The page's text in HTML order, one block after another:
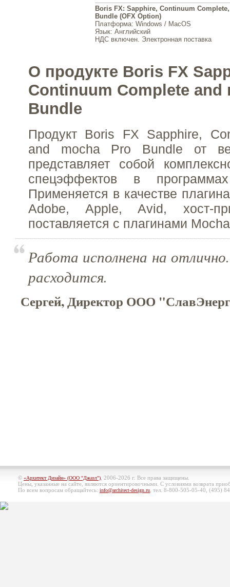
Boris FX: Sapphire, Continuum
Bundle (OFX Option)
Платформа: Windows / MacOS
Язык: Английский
НДС включен. Электронная поставка
О продукте Boris FX
Continuum Complete and
Bundle
Продукт Boris FX Sapphire,
and mocha Pro Bundle от
представляет собой
спецэффектов в
Применяется в качестве
Adobe, Apple, Avid, хост-
поставляется с плагинами
Работа исполнена на
расходится.
Сергей, Директор ООО
© «Архитект Дизайн» (ООО "Джазл") , 2006-2026 г. Все права защищены.
Цены, указанные на сайте, являются ориентировочными. С условиями возврата
По всем вопросам обращайтесь: info@architect-design.ru , тел. 8-800-505-05-40, (495)